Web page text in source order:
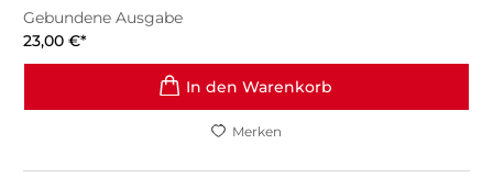
Gebundene Ausgabe
23,00 €*
In den Warenkorb
Merken